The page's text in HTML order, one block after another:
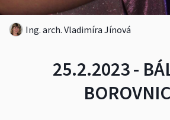
25.2.2023 -
Ing. arch. Vladimíra Jínová